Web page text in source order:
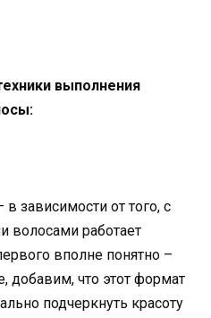
выполнения
зависимости от того, с
работает
вполне понятно –
что этот формат
подчеркнуть красоту